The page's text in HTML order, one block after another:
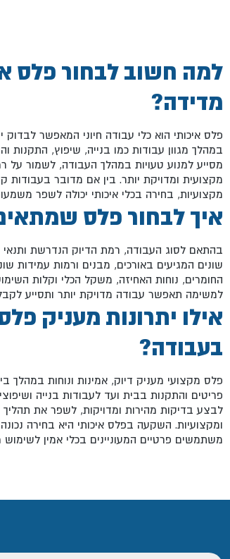
למה חשוב לבחור פלס
מדידה?
פלס איכותי הוא כלי עבודה חיוני המאפשר לבדוק
במהלך מגוון עבודות כמו בנייה, שיפוץ, התקנות
מסייע למנוע טעויות במהלך העבודה, לשמור על
מקצועית ומדויקת יותר. בין אם מדובר בעבודות
מקצועיות, בחירה בכלי איכותי יכולה לשפר
איך לבחור פלס
בהתאם לסוג העבודה, רמת הדיוק הנדרשת
שונים המגיעים באורכים, מבנים ורמות עמידות
החומרים, נוחות האחיזה, משקל הכלי וקלות
למשימה תאפשר עבודה מדויקת יותר ותסייע לקבל
אילו יתרונות מעניק
בעבודה?
פלס מקצועי מעניק דיוק, אמינות ונוחות במהלך
פריטים והתקנות בבית ועד לעבודות בנייה
לבצע בדיקות מהירות ומדויקות, לשפר את תהליך
ומקצועיות. השקעה בפלס איכותי היא בחירה
משתמשים פרטיים המעוניינים בכלי אמין